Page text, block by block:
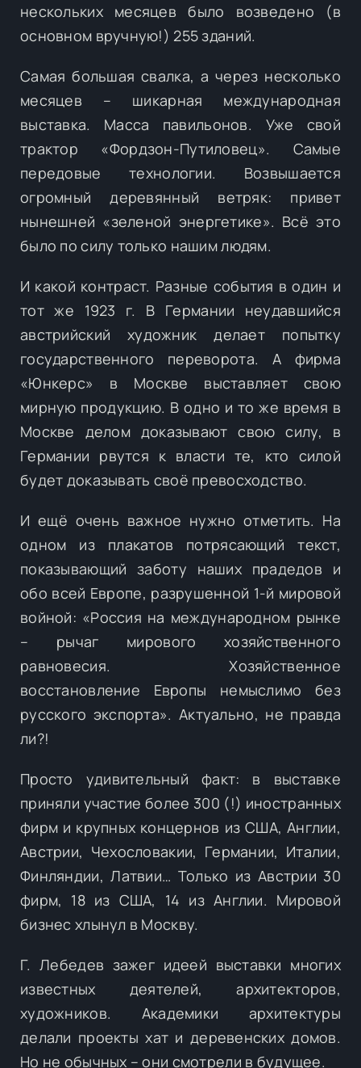
нескольких месяцев было возведено (в
основном вручную!) 255 зданий.
Самая большая свалка, а через несколько
месяцев – шикарная международная
выставка. Масса павильонов. Уже свой
трактор «Фордзон-Путиловец». Самые
передовые технологии. Возвышается
огромный деревянный ветряк: привет
нынешней «зеленой энергетике». Всё это
было по силу только нашим людям.
И какой контраст. Разные события в один и
тот же 1923 г. В Германии неудавшийся
австрийский художник делает попытку
государственного переворота. А фирма
«Юнкерс» в Москве выставляет свою
мирную продукцию. В одно и то же время в
Москве делом доказывают свою силу, в
Германии рвутся к власти те, кто силой
будет доказывать своё превосходство.
И ещё очень важное нужно отметить. На
одном из плакатов потрясающий текст,
показывающий заботу наших прадедов и
обо всей Европе, разрушенной 1-й мировой
войной: «Россия на международном рынке
– рычаг мирового хозяйственного
равновесия. Хозяйственное
восстановление Европы немыслимо без
русского экспорта». Актуально, не правда
ли?!
Просто удивительный факт: в выставке
приняли участие более 300 (!) иностранных
фирм и крупных концернов из США, Англии,
Австрии, Чехословакии, Германии, Италии,
Финляндии, Латвии… Только из Австрии 30
фирм, 18 из США, 14 из Англии. Мировой
бизнес хлынул в Москву.
Г. Лебедев зажег идеей выставки многих
известных деятелей, архитекторов,
художников. Академики архитектуры
делали проекты хат и деревенских домов.
Но не обычных – они смотрели в будущее.